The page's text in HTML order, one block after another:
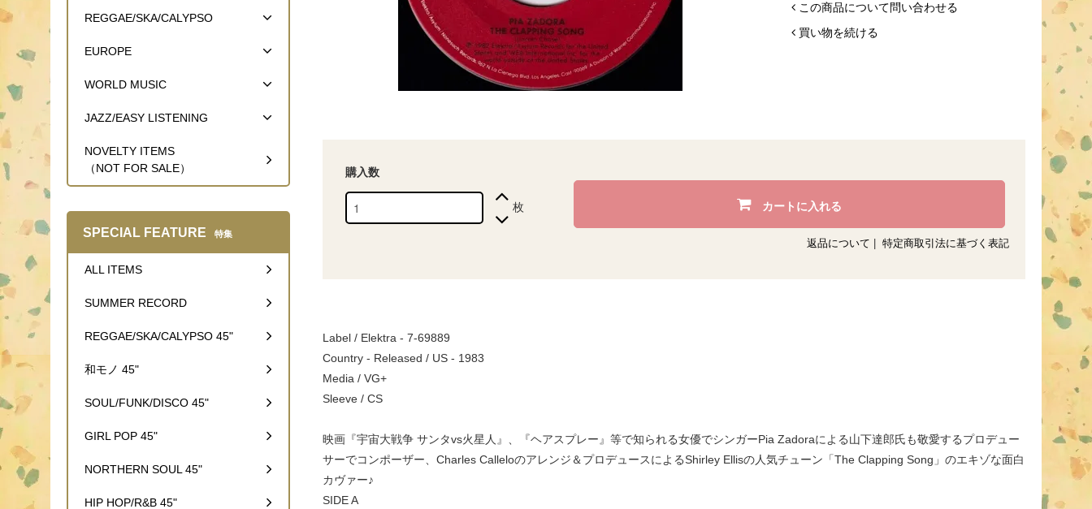
この商品について問い合わせる
買い物を続ける
購入数
枚 カートに入れる
返品について 特定商取引法に基づく表記
Label / Elektra - 7-69889
Country - Released / US - 1983
Media / VG+
Sleeve / CS
映画『宇宙大戦争 サンタvs火星人』、『ヘアスプレー』等で知られる女優でシンガーPia Zadoraによる山下達郎氏も敬愛するプロデュー
サーでコンポーザー、Charles Calleloのアレンジ＆プロデュースによるShirley Ellisの人気チューン「The Clapping Song」のエキゾな面白
カヴァー♪
SIDE A
REGGAE/SKA/CALYPSO
EUROPE
WORLD MUSIC
JAZZ/EASY LISTENING
NOVELTY ITEMS
（NOT FOR SALE）
SPECIAL FEATURE 特集
ALL ITEMS
SUMMER RECORD
REGGAE/SKA/CALYPSO 45"
和モノ 45"
SOUL/FUNK/DISCO 45"
GIRL POP 45"
NORTHERN SOUL 45"
HIP HOP/R&B 45"